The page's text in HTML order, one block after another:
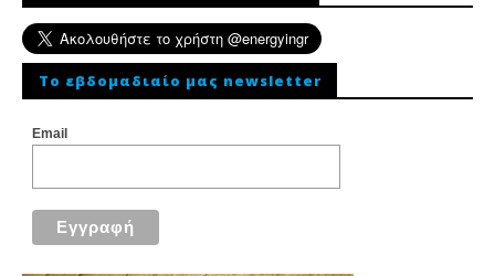
To εβδομαδιαίο μας newsletter
Email